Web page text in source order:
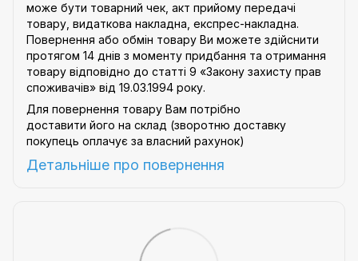
може бути товарний чек, акт прийому передачі
товару, видаткова накладна, експрес-накладна.
Повернення або обмін товару Ви можете здійснити
протягом 14 днів з моменту придбання та отримання
товару відповідно до статті 9 «Закону захисту прав
споживачів» від 19.03.1994 року.
Для повернення товару Вам потрібно
доставити його на склад (зворотню доставку
покупець оплачує за власний рахунок)
Детальніше про повернення